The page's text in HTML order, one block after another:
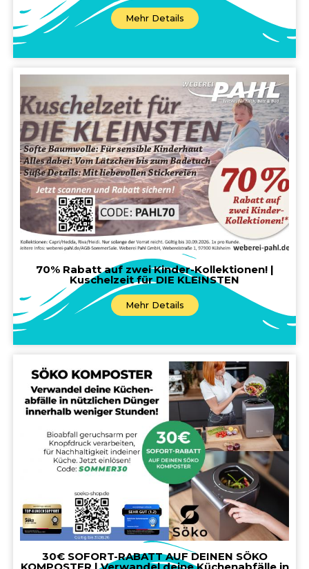
Mehr Details
70% Rabatt auf zwei Kinder-Kollektionen! |
Kuschelzeit für DIE KLEINSTEN
Mehr Details
30€ SOFORT-RABATT AUF DEINEN SÖKO